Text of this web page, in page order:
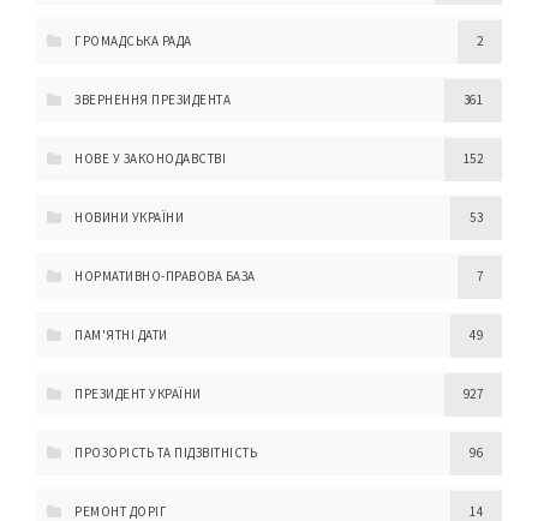
ГРОМАДСЬКА РАДА 2
ЗВЕРНЕННЯ ПРЕЗИДЕНТА 361
НОВЕ У ЗАКОНОДАВСТВІ 152
НОВИНИ УКРАЇНИ 53
НОРМАТИВНО-ПРАВОВА БАЗА 7
ПАМ'ЯТНІ ДАТИ 49
ПРЕЗИДЕНТ УКРАЇНИ 927
ПРОЗОРІСТЬ ТА ПІДЗВІТНІСТЬ 96
РЕМОНТ ДОРІГ 14